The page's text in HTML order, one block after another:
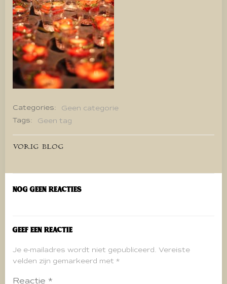
Categories:
Geen categorie
Tags:
Geen tag
Bericht
navigatie
VORIG BLOG
Nog geen reacties
Geef een reactie
Je e-mailadres wordt niet gepubliceerd. Vereiste
velden zijn gemarkeerd met *
Reactie *